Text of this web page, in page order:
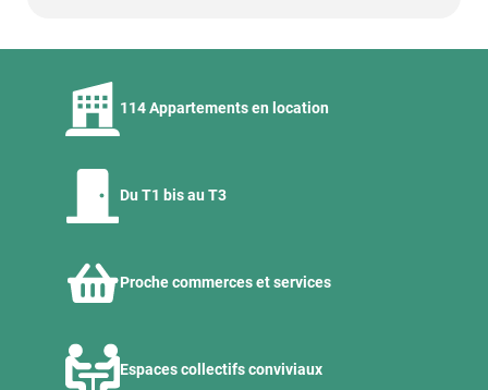
114 Appartements en location
Du T1 bis au T3
Proche commerces et services
Espaces collectifs conviviaux